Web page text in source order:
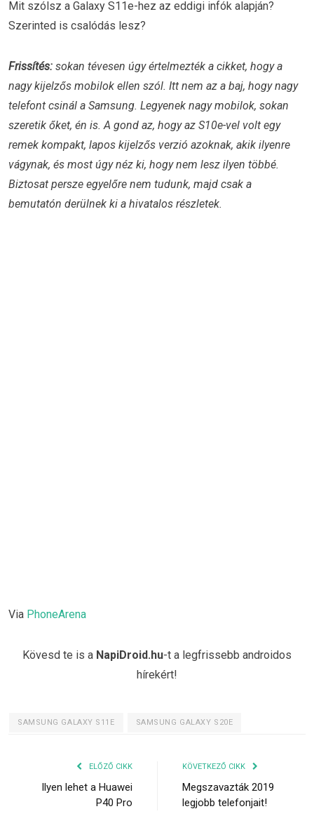
Mit szólsz a Galaxy S11e-hez az eddigi infók alapján?
Szerinted is csalódás lesz?
Frissítés: sokan tévesen úgy értelmezték a cikket, hogy a
nagy kijelzős mobilok ellen szól. Itt nem az a baj, hogy nagy
telefont csinál a Samsung. Legyenek nagy mobilok, sokan
szeretik őket, én is. A gond az, hogy az S10e-vel volt egy
remek kompakt, lapos kijelzős verzió azoknak, akik ilyenre
vágynak, és most úgy néz ki, hogy nem lesz ilyen többé.
Biztosat persze egyelőre nem tudunk, majd csak a
bemutatón derülnek ki a hivatalos részletek.
Via PhoneArena
Kövesd te is a NapiDroid.hu-t a legfrissebb androidos
hírekért!
SAMSUNG GALAXY S11E SAMSUNG GALAXY S20E
ELŐZŐ CIKK
Ilyen lehet a Huawei
P40 Pro
KÖVETKEZŐ CIKK
Megszavazták 2019
legjobb telefonjait!